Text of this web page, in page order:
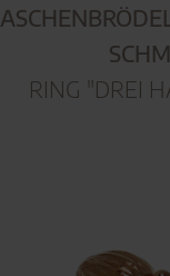
RING "DREI